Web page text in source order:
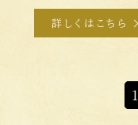
詳しくはこちら
1